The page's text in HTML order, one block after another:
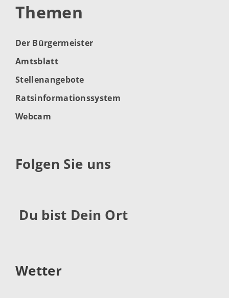
Themen
Der Bürgermeister
Amtsblatt
Stellenangebote
Ratsinformationssystem
Webcam
Folgen Sie uns
Du bist Dein Ort
Wetter